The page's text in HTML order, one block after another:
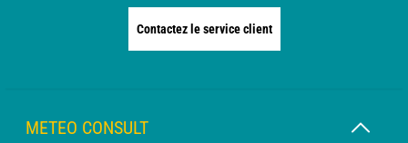
Contactez le service client
METEO CONSULT